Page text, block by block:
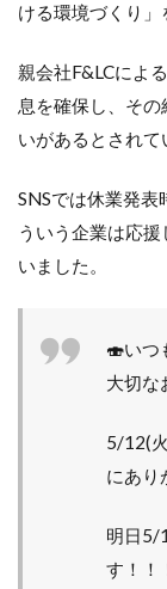
ける環境づくり」
親会社F&LCによ
息を確保し、そ
いがあるとされて
SNSでは休業発表
ういう企業は応
いました。
🍣いつ
大切な
5/12(
にあり
明日5/
す！！